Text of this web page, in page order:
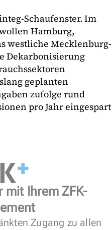
Schaufenster. Im
Hamburg,
westliche Mecklenburg-
Dekarbonisierung
geplanten
zufolge rund
pro Jahr eingespart
mit Ihrem ZFK-
Zugang zu allen